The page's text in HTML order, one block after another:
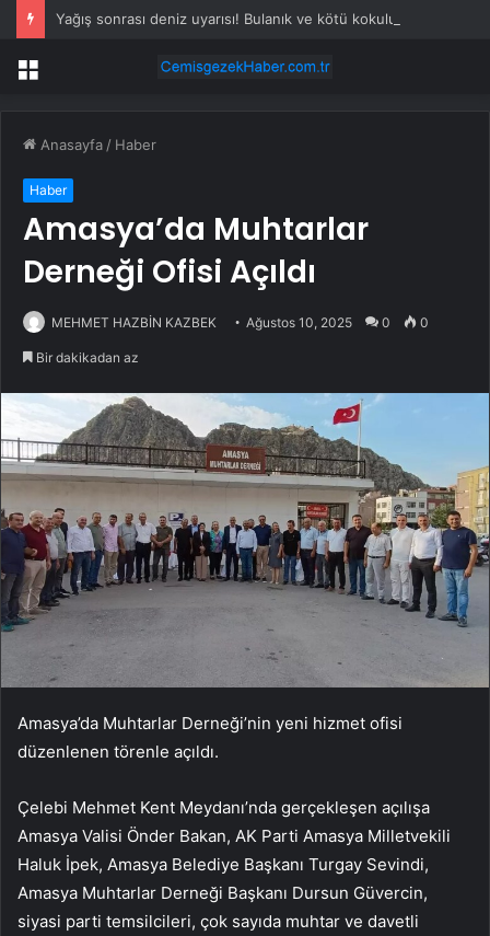
Menü
Anasayfa / Haber
Haber
Amasya’da Muhtarlar
Derneği Ofisi Açıldı
MEHMET HAZBİN KAZBEK Ağustos 10, 2025 0 0
Bir dakikadan az
Amasya’da Muhtarlar Derneği’nin yeni hizmet ofisi
düzenlenen törenle açıldı.
Çelebi Mehmet Kent Meydanı’nda gerçekleşen açılışa
Amasya Valisi Önder Bakan, AK Parti Amasya Milletvekili
Haluk İpek, Amasya Belediye Başkanı Turgay Sevindi,
Amasya Muhtarlar Derneği Başkanı Dursun Güvercin,
siyasi parti temsilcileri, çok sayıda muhtar ve davetli